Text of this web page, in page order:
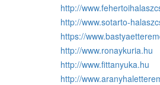
http://
http://www.sotarto-
https://
http://www.ronaykuria.hu
http://www.fittanyuka.hu
http://